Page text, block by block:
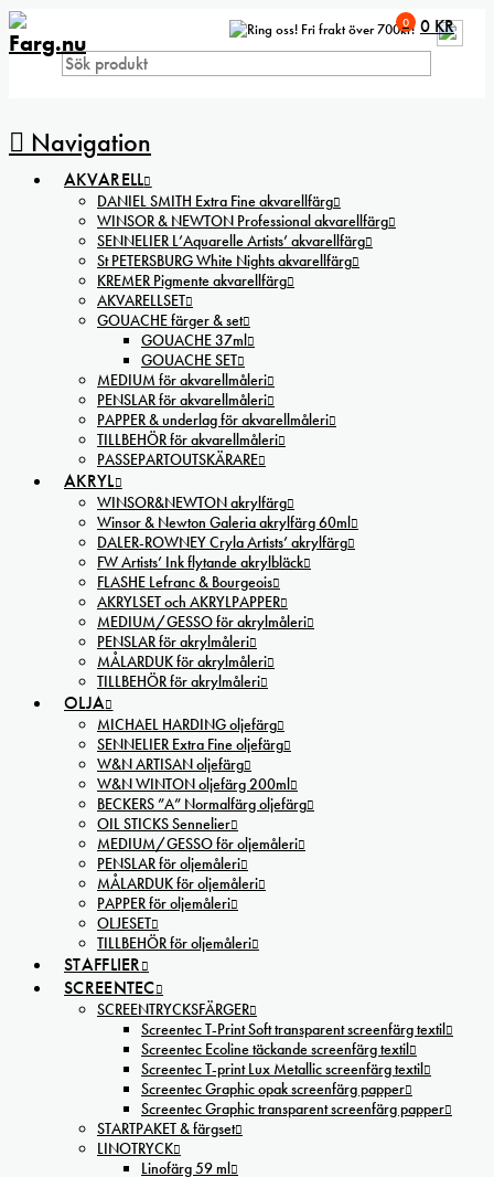
Fri frakt över 700kr!
Navigation
0 0 KR
AKVARELL
DANIEL SMITH Extra Fine akvarellfärg
WINSOR & NEWTON Professional akvarellfärg
SENNELIER L’Aquarelle Artists’ akvarellfärg
St PETERSBURG White Nights akvarellfärg
KREMER Pigmente akvarellfärg
AKVARELLSET
GOUACHE färger & set
GOUACHE 37ml
GOUACHE SET
MEDIUM för akvarellmåleri
PENSLAR för akvarellmåleri
PAPPER & underlag för akvarellmåleri
TILLBEHÖR för akvarellmåleri
PASSEPARTOUTSKÄRARE
AKRYL
WINSOR&NEWTON akrylfärg
Winsor & Newton Galeria akrylfärg 60ml
DALER-ROWNEY Cryla Artists’ akrylfärg
FW Artists’ Ink flytande akrylbläck
FLASHE Lefranc & Bourgeois
AKRYLSET och AKRYLPAPPER
MEDIUM/GESSO för akrylmåleri
PENSLAR för akrylmåleri
MÅLARDUK för akrylmåleri
TILLBEHÖR för akrylmåleri
OLJA
MICHAEL HARDING oljefärg
SENNELIER Extra Fine oljefärg
W&N ARTISAN oljefärg
W&N WINTON oljefärg 200ml
BECKERS ”A” Normalfärg oljefärg
OIL STICKS Sennelier
MEDIUM/GESSO för oljemåleri
PENSLAR för oljemåleri
MÅLARDUK för oljemåleri
PAPPER för oljemåleri
OLJESET
TILLBEHÖR för oljemåleri
STAFFLIER
SCREENTEC
SCREENTRYCKSFÄRGER
Screentec T-Print Soft transparent screenfärg textil
Screentec Ecoline täckande screenfärg textil
Screentec T-print Lux Metallic screenfärg textil
Screentec Graphic opak screenfärg papper
Screentec Graphic transparent screenfärg papper
STARTPAKET & färgset
LINOTRYCK
Linofärg 59 ml